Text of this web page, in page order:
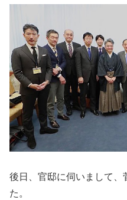
後日、官邸に伺いまして、
た。